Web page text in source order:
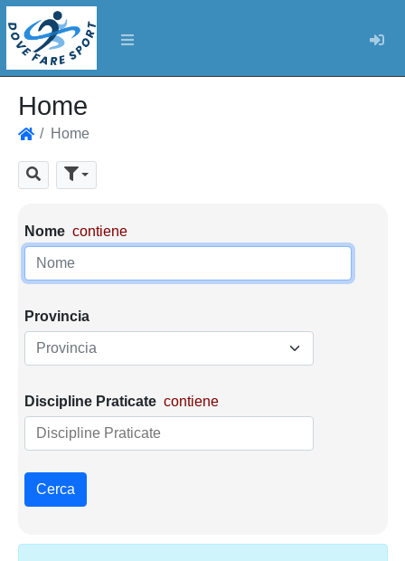
Home
Home
CercaParametri di ricerca
Nome contiene
Provincia
Provincia
Discipline Praticate contiene
Cerca